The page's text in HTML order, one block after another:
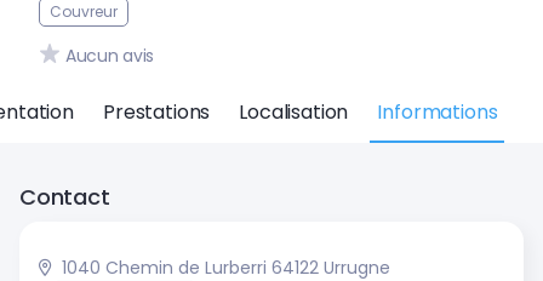
Couvreur
Aucun avis
Prestations Localisation Informations
Contact
1040 Chemin de Lurberri 64122 Urrugne